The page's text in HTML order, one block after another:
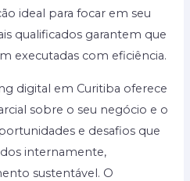
ideal para focar em seu
qualificados garantem que
executadas com eficiência.
digital em Curitiba oferece
sobre o seu negócio e o
e desafios que
internamente,
sustentável. O